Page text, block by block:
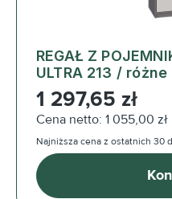
REGAŁ Z POJEMNIKAMI I
ULTRA 213 /
Cena regularna:
1 297,65 zł
Cena netto: 1 055,00 zł
Najniższa cena z ostatnich 30